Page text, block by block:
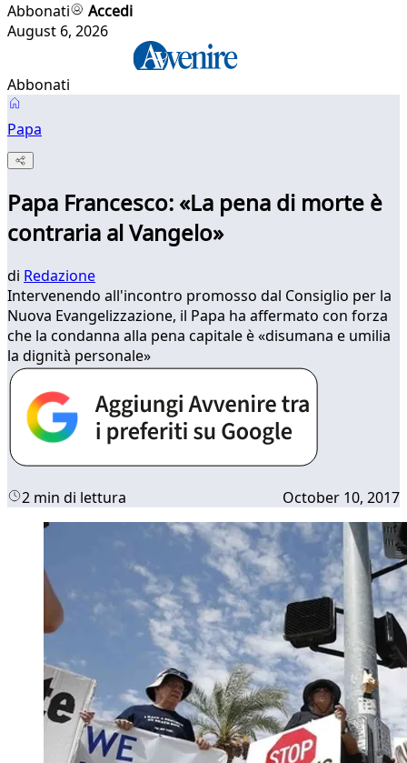
Abbonati
Accedi
August 6, 2026
Abbonati
Papa
Papa Francesco: «La pena di morte è
contraria al Vangelo»
di Redazione
Intervenendo all'incontro promosso dal Consiglio per la
Nuova Evangelizzazione, il Papa ha affermato con forza
che la condanna alla pena capitale è «disumana e umilia
la dignità personale»
2 min di lettura October 10, 2017